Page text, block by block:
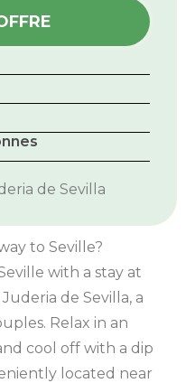
de Sevilla
to Seville?
with a stay at
de Sevilla, a
Relax in an
cool off with a dip
located near